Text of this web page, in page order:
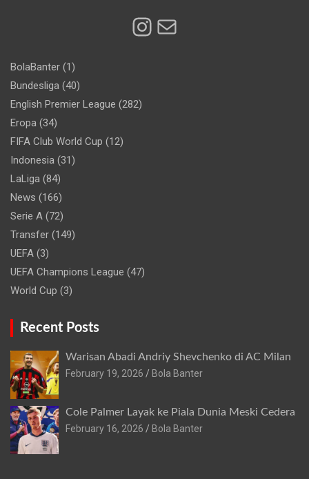
Instagram
Mail
BolaBanter (1)
Bundesliga (40)
English Premier League (282)
Eropa (34)
FIFA Club World Cup (12)
Indonesia (31)
LaLiga (84)
News (166)
Serie A (72)
Transfer (149)
UEFA (3)
UEFA Champions League (47)
World Cup (3)
Recent Posts
Warisan Abadi Andriy Shevchenko di AC Milan
February 19, 2026
Bola Banter
Cole Palmer Layak ke Piala Dunia Meski Cedera
February 16, 2026
Bola Banter